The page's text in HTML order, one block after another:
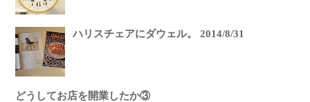
ハリスチェアにダウェル。 2014/8/31
どうしてお店を開業したか③